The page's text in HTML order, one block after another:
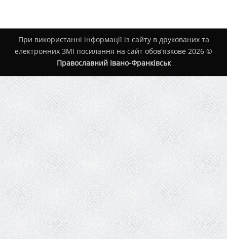
При використанні інформації із сайту в друкованих та
електронних ЗМІ посилання на сайт обов'язкове 2026 ©
Православний Івано-Франківськ